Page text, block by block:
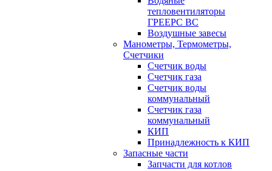
тепловентиляторы
ГРЕЕРС ВС
Воздушные завесы
Манометры, Термометры,
Счетчики
Счетчик воды
Счетчик газа
Счетчик воды
коммунальный
Счетчик газа
коммунальный
КИП
Принадлежность к КИП
Запасные части
Запчасти для котлов